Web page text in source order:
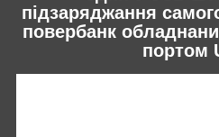
підзаряджання
повербанк
портом